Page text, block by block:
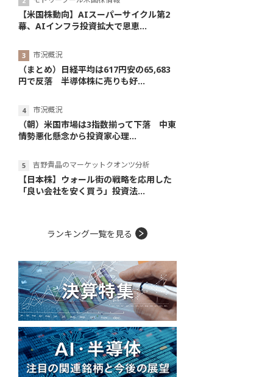
【米国株動向】AIスーパーサイクル第2
幕、AIインフラ投資拡大で恩恵...
市況概況
（まとめ）日経平均は617円安の65,683
円で反落 半導体株に売りも好...
市況概況
（朝）米国市場は3指数揃って下落 中東
情勢悪化懸念から投資家心理...
吉野貴晶のマーケットクオンツ分析
【日本株】ウォール街の戦略を応用した
「良い会社を安く買う」投資法...
ランキング一覧を見る